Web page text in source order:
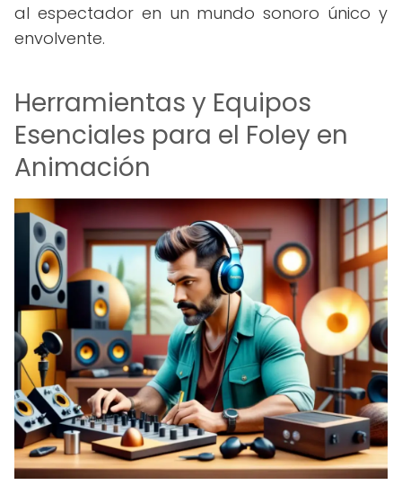
al espectador en un mundo sonoro único y
envolvente.
Herramientas y Equipos
Esenciales para el Foley en
Animación